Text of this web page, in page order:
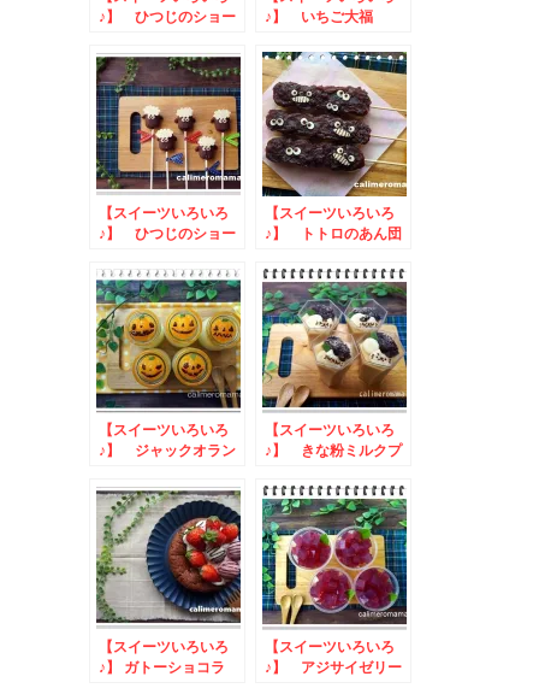
♪】 ひつじのショー
♪】 いちご大福
【スイーツいろいろ
♪】 ひつじのショー
ック
【スイーツいろいろ
♪】 トトロのあん団
【スイーツいろいろ
♪】 ジャックオラン
【スイーツいろいろ
♪】 きな粉ミルクプ
【スイーツいろいろ
♪】 ガトーショコラ
【スイーツいろいろ
♪】 アジサイゼリー